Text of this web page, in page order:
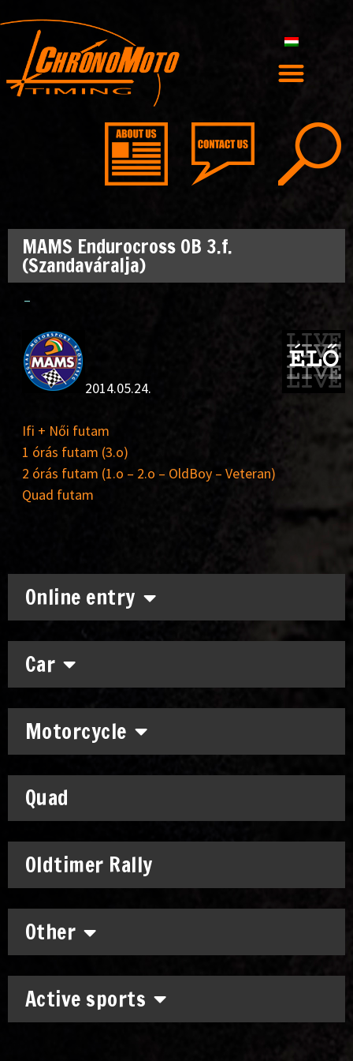
Online entry
Car
Motorcycle
Quad
Oldtimer Rally
Other
Active sports
MAMS Endurocross OB 3.f.
(Szandaváralja)
–
2014.05.24.
Ifi + Női futam
1 órás futam (3.o)
2 órás futam (1.o – 2.o – OldBoy – Veteran)
Quad futam